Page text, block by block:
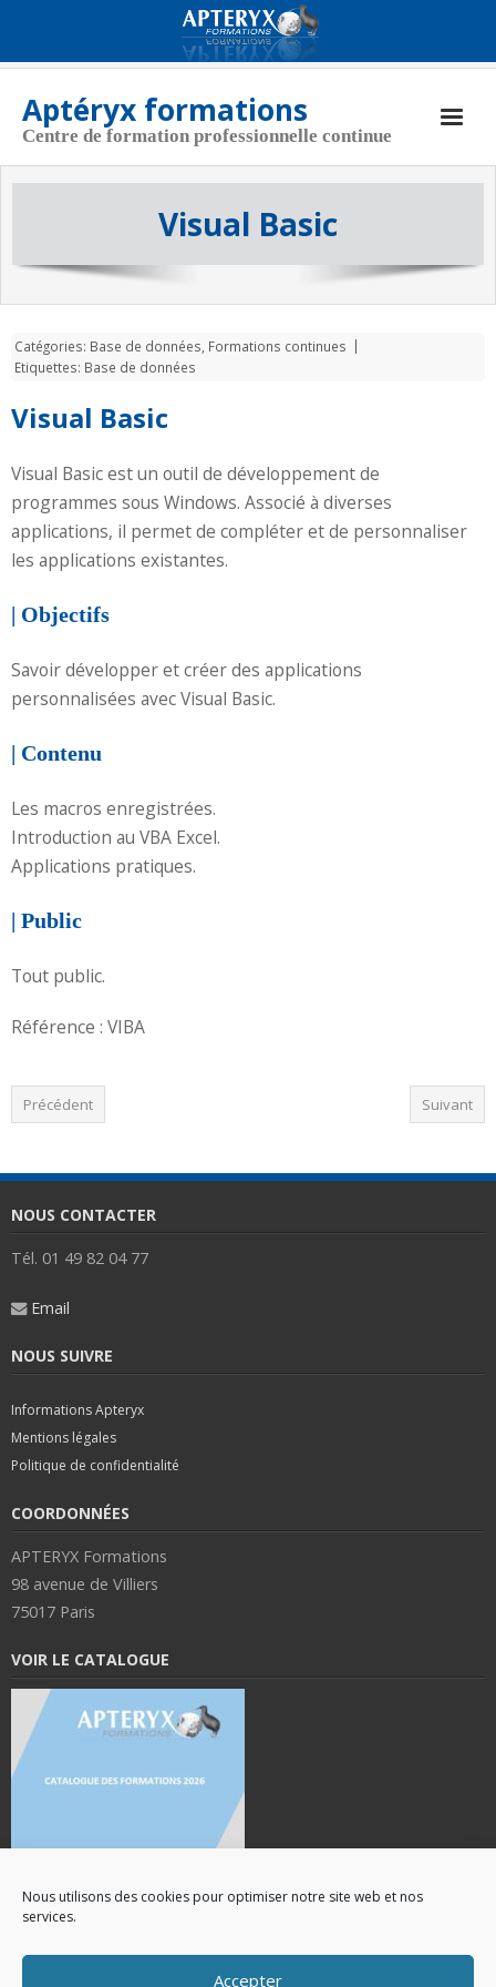
Nous utilisons des cookies pour optimiser notre site web et nos
services.
Accepter
Aptéryx formations
Centre de formation professionnelle continue
Aptéryx Formations
Actualités
CGV
Visual Basic
Catégories: Base de données Formations continues
Etiquettes: Base de données
Visual Basic
Visual Basic est un outil de développement de
programmes sous Windows. Associé à diverses
applications, il permet de compléter et de personnaliser
les applications existantes.
| Objectifs
Savoir développer et créer des applications
personnalisées avec Visual Basic.
| Contenu
Les macros enregistrées.
Introduction au VBA Excel.
Applications pratiques.
| Public
Tout public.
Référence : VIBA
Précédent Suivant
NOUS CONTACTER
Tél. 01 49 82 04 77
Email
NOUS SUIVRE
Informations Apteryx
Mentions légales
Politique de confidentialité
COORDONNÉES
APTERYX Formations
98 avenue de Villiers
75017 Paris
VOIR LE CATALOGUE